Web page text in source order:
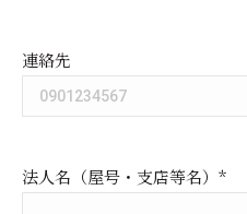
連絡先
法人名（屋号・支店等名）*